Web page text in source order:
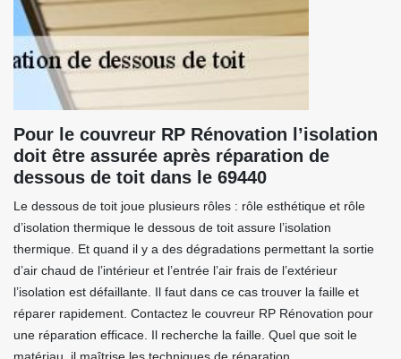
Pour le couvreur RP Rénovation l’isolation
doit être assurée après réparation de
dessous de toit dans le 69440
Le dessous de toit joue plusieurs rôles : rôle esthétique et rôle
d’isolation thermique le dessous de toit assure l’isolation
thermique. Et quand il y a des dégradations permettant la sortie
d’air chaud de l’intérieur et l’entrée l’air frais de l’extérieur
l’isolation est défaillante. Il faut dans ce cas trouver la faille et
réparer rapidement. Contactez le couvreur RP Rénovation pour
une réparation efficace. Il recherche la faille. Quel que soit le